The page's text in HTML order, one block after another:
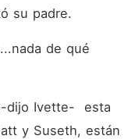
su padre.
de qué
dijo Ivette-  esta
y Suseth, están